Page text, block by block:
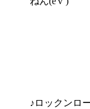
♪ロックンロ